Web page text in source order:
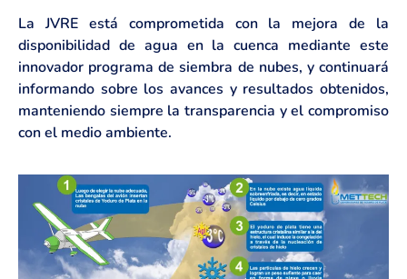
La JVRE está comprometida con la mejora de la
disponibilidad de agua en la cuenca mediante este
innovador programa de siembra de nubes, y continuará
informando sobre los avances y resultados obtenidos,
manteniendo siempre la transparencia y el compromiso
con el medio ambiente.